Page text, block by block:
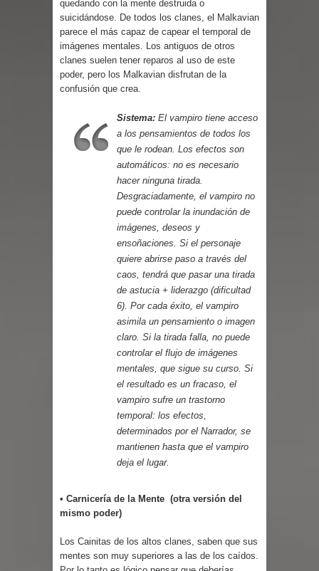
Parte 01: Una Misión de Locos
quedando con la mente destruida o
suicidándose. De todos los clanes, el Malkavian
parece el más capaz de capear el temporal de
imágenes mentales. Los antiguos de otros
clanes suelen tener reparos al uso de este
poder, pero los Malkavian disfrutan de la
confusión que crea.
Sistema: El vampiro tiene acceso
a los pensamientos de todos los
que le rodean. Los efectos son
automáticos: no es necesario
hacer ninguna tirada.
Desgraciadamente, el vampiro no
puede controlar la inundación de
imágenes, deseos y
ensoñaciones. Si el personaje
quiere abrirse paso a través del
caos, tendrá que pasar una tirada
de astucia + liderazgo (dificultad
6). Por cada éxito, el vampiro
asimila un pensamiento o imagen
claro. Si la tirada falla, no puede
controlar el flujo de imágenes
mentales, que sigue su curso. Si
el resultado es un fracaso, el
vampiro sufre un trastorno
temporal: los efectos,
determinados por el Narrador, se
mantienen hasta que el vampiro
deja el lugar.
• Carnicería de la Mente (otra versión del
mismo poder)
Los Cainitas de los altos clanes, saben que sus
mentes son muy superiores a las de los caídos.